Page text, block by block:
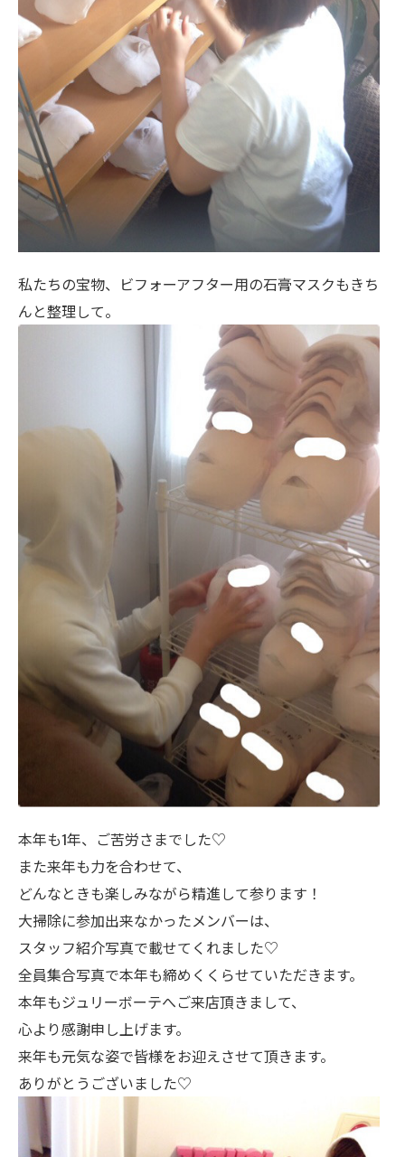
私たちの宝物、ビフォーアフター用の石膏マスクもきち
んと整理して。
本年も1年、ご苦労さまでした♡
また来年も力を合わせて、
どんなときも楽しみながら精進して参ります！
大掃除に参加出来なかったメンバーは、
スタッフ紹介写真で載せてくれました♡
全員集合写真で本年も締めくくらせていただきます。
本年もジュリーボーテへご来店頂きまして、
心より感謝申し上げます。
来年も元気な姿で皆様をお迎えさせて頂きます。
ありがとうございました♡